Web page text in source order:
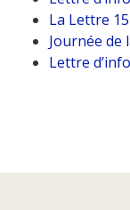
La Lettre
Journée de
Lettre